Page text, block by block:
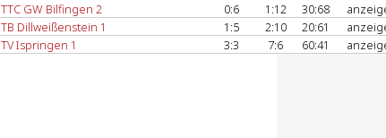
TTC GW Bilfingen 2 0:6 1:12 30:68
TB Dillweißenstein 1 1:5 2:10 20:61
TV Ispringen 1 3:3 7:6 60:41